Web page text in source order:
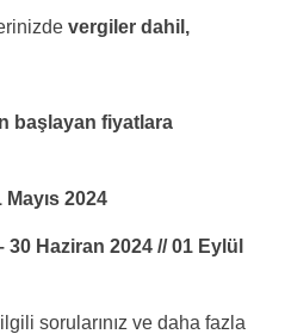
vergiler dahil,
başlayan fiyatlara
Mayıs 2024
30 Haziran 2024 // 01 Eylül
sorularınız ve daha fazla